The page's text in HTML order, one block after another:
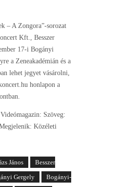
– A Zongora”-sorozat
Kft., Besszer
17-i Bogányi
a Zeneakadémián és a
lehet jegyet vásárolni,
honlapon a
Szöveg:
Közéleti
János
Besszer
Gergely
Bogányi-